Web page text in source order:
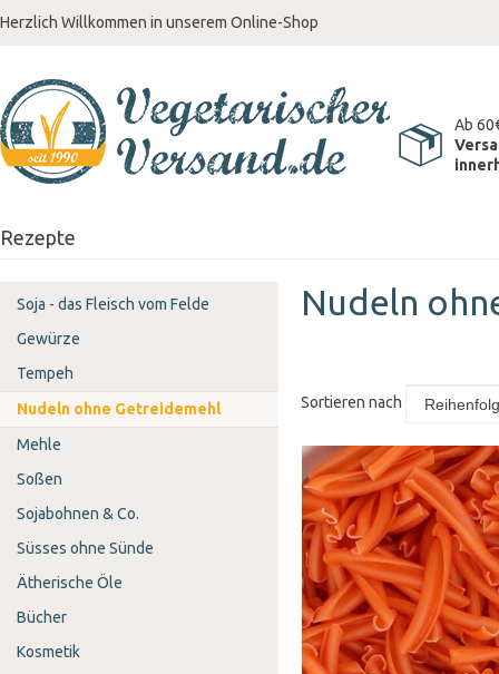
Herzlich Willkommen in unserem Online-Shop
Ab
Rezepte
Nudeln
Sortieren nach
Soja - das Fleisch vom Felde
Gewürze
Tempeh
Nudeln ohne Getreidemehl
Mehle
Soßen
Sojabohnen & Co.
Süsses ohne Sünde
Ätherische Öle
Bücher
Kosmetik